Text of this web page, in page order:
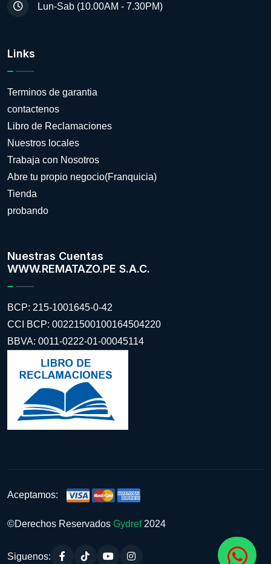
Lun-Sab (10.00AM - 7.30PM)
Links
Terminos de garantia
contactenos
Libro de Reclamaciones
Nuestros locales
Trabaja con Nosotros
Abre tu propio negocio(Franquicia)
Tienda
probando
Nuestras Cuentas
WWW.REMATAZO.PE S.A.C.
BCP: 215-1001645-0-42
CCI BCP: 00221500100164504220
BBVA: 0011-0222-01-00045114
Aceptamos:
©Derechos Reservados Gydref 2024
Siguenos: